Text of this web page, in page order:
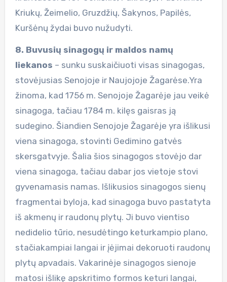
Kriukų, Žeimelio, Gruzdžių, Šakynos, Papilės,
Kuršėnų žydai buvo nužudyti.
8. Buvusių sinagogų ir maldos namų
liekanos – sunku suskaičiuoti visas sinagogas,
stovėjusias Senojoje ir Naujojoje Žagarėse.Yra
žinoma, kad 1756 m. Senojoje Žagarėje jau veikė
sinagoga, tačiau 1784 m. kilęs gaisras ją
sudegino. Šiandien Senojoje Žagarėje yra išlikusi
viena sinagoga, stovinti Gedimino gatvės
skersgatvyje. Šalia šios sinagogos stovėjo dar
viena sinagoga, tačiau dabar jos vietoje stovi
gyvenamasis namas. Išlikusios sinagogos sienų
fragmentai byloja, kad sinagoga buvo pastatyta
iš akmenų ir raudonų plytų. Ji buvo vientiso
nedidelio tūrio, nesudėtingo keturkampio plano,
stačiakampiai langai ir įėjimai dekoruoti raudonų
plytų apvadais. Vakarinėje sinagogos sienoje
matosi išlikę apskritimo formos keturi langai,